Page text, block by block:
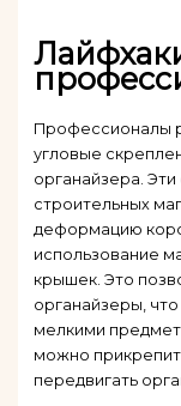
Профессионалы
угловые
органайзера.
строительных
деформацию
использование
крышек. Это
органайзеры,
мелкими
можно
передвигать